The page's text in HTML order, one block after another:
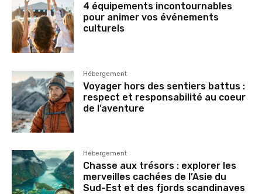
4 équipements incontournables
pour animer vos événements
culturels
Hébergement
Voyager hors des sentiers battus :
respect et responsabilité au coeur
de l’aventure
Hébergement
Chasse aux trésors : explorer les
merveilles cachées de l’Asie du
Sud-Est et des fjords scandinaves